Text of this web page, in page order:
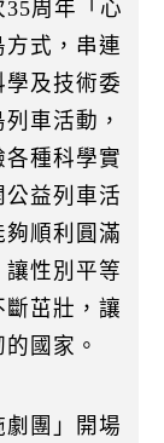
周年「心
式，串連
及技術委
車活動，
種科學實
益列車活
順利圓滿
性別平等
茁壯，讓
國家。
團」開場